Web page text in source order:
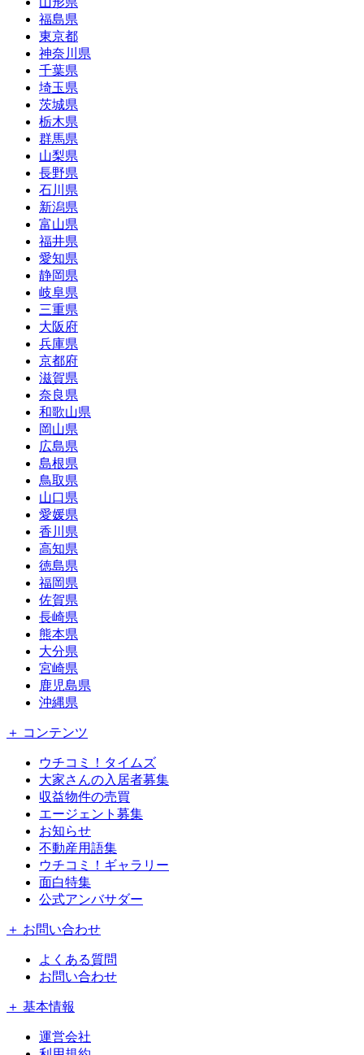
福島県
東京都
神奈川県
千葉県
埼玉県
茨城県
栃木県
群馬県
山梨県
長野県
石川県
新潟県
富山県
福井県
愛知県
静岡県
岐阜県
三重県
大阪府
兵庫県
京都府
滋賀県
奈良県
和歌山県
岡山県
広島県
島根県
鳥取県
山口県
愛媛県
香川県
高知県
徳島県
福岡県
佐賀県
長崎県
熊本県
大分県
宮崎県
鹿児島県
沖縄県
＋ コンテンツ
ウチコミ！タイムズ
大家さんの入居者募集
収益物件の売買
エージェント募集
お知らせ
不動産用語集
ウチコミ！ギャラリー
面白特集
公式アンバサダー
＋ お問い合わせ
よくある質問
お問い合わせ
＋ 基本情報
運営会社